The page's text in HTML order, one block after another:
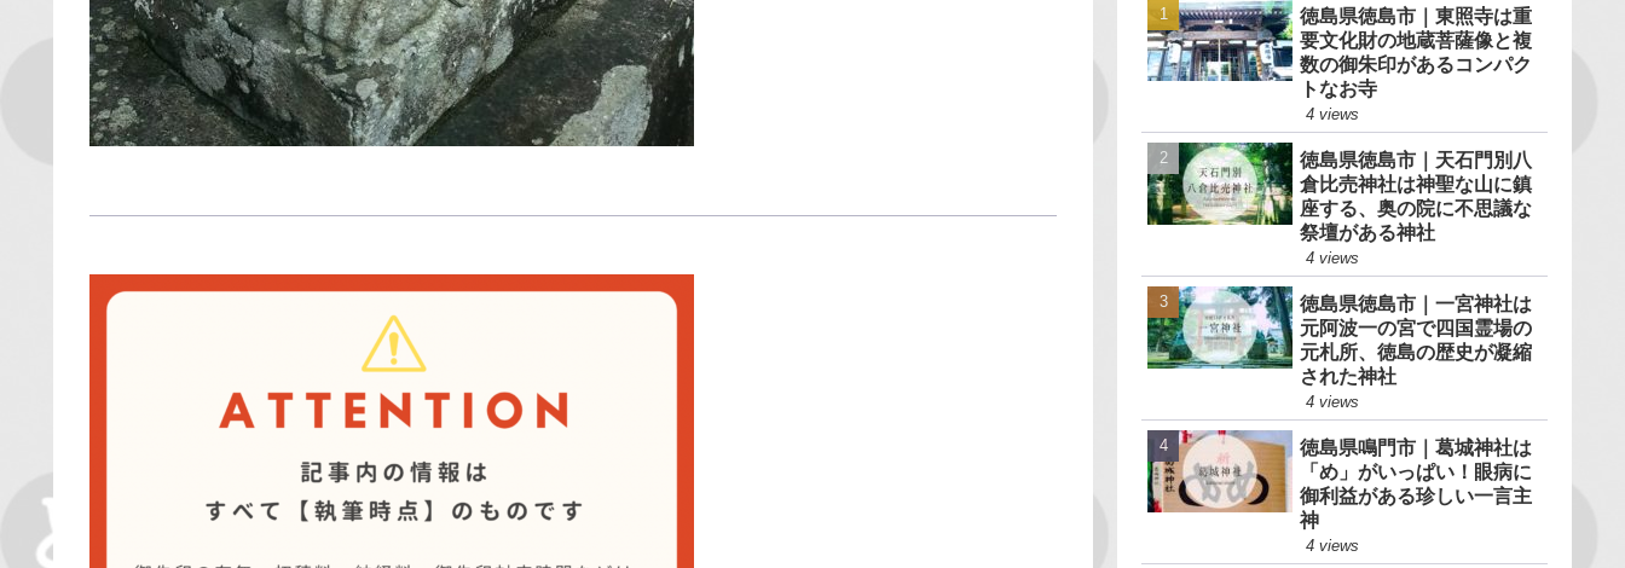
徳島県徳島市｜東照寺は重
要文化財の地蔵菩薩像と複
数の御朱印があるコンパク
トなお寺
4 views
徳島県徳島市｜天石門別八
倉比売神社は神聖な山に鎮
座する、奥の院に不思議な
祭壇がある神社
4 views
徳島県徳島市｜一宮神社は
元阿波一の宮で四国霊場の
元札所、徳島の歴史が凝縮
された神社
4 views
徳島県鳴門市｜葛城神社は
「め」がいっぱい！眼病に
御利益がある珍しい一言主
神
4 views